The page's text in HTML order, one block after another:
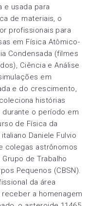
e usada para
de materiais, o
profissionais para
em Física Atômico-
Condensada (filmes
Ciência e Análise
em
e do crescimento,
histórias
durante o período em
de Física da
Daniele Fulvio
colegas astrônomos
de Trabalho
Pequenos (CBSN).
da área
a homenagem